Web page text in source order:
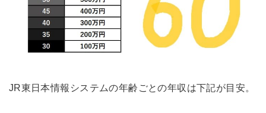
JR東日本情報システムの年齢ごとの年収は下記が目安。